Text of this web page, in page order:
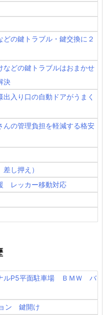
の鍵トラブル・鍵交換に２
どの鍵トラブルはおまかせ
決
入り口の自動ドアがうまく
んの管理負担を軽減する格安
し押え）
レッカー移動対応
ルP5平面駐車場 ＢＭＷ バ
ン 鍵開け